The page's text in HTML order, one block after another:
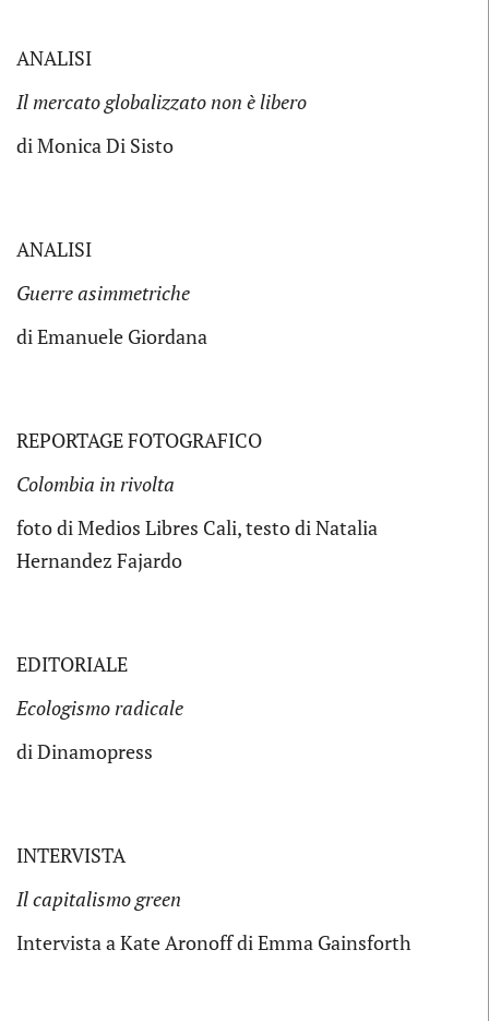
ANALISI
Il mercato globalizzato non è libero
di Monica Di Sisto
ANALISI
Guerre asimmetriche
di Emanuele Giordana
REPORTAGE FOTOGRAFICO
Colombia in rivolta
foto di Medios Libres Cali, testo di Natalia
Hernandez Fajardo
EDITORIALE
Ecologismo radicale
di Dinamopress
INTERVISTA
Il capitalismo green
Intervista a Kate Aronoff di Emma Gainsforth